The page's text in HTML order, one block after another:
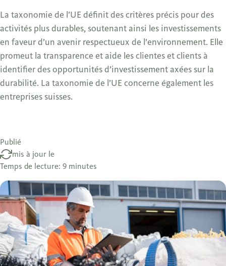
La taxonomie de l’UE définit des critères précis pour des
activités plus durables, soutenant ainsi les investissements
en faveur d’un avenir respectueux de l’environnement. Elle
promeut la transparence et aide les clientes et clients à
identifier des opportunités d’investissement axées sur la
durabilité. La taxonomie de l’UE concerne également les
entreprises suisses.
Publié
mis à jour le
Temps de lecture: 9 minutes